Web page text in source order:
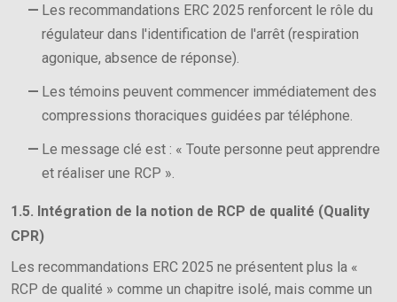
Les recommandations ERC 2025 renforcent le rôle du
régulateur dans l'identification de l'arrêt (respiration
agonique, absence de réponse).
Les témoins peuvent commencer immédiatement des
compressions thoraciques guidées par téléphone.
Le message clé est : « Toute personne peut apprendre
et réaliser une RCP ».
1.5. Intégration de la notion de RCP de qualité (Quality
CPR)
Les recommandations ERC 2025 ne présentent plus la «
RCP de qualité » comme un chapitre isolé, mais comme un